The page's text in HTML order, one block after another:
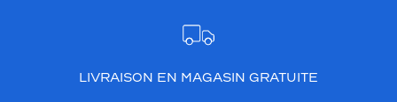
LIVRAISON EN MAGASIN GRATUITE